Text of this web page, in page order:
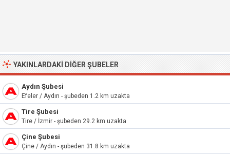
YAKINLARDAKI DIĞER ŞUBELER
Aydın Şubesi
Efeler / Aydın - şubeden 1.2 km uzakta
Tire Şubesi
Tire / İzmir - şubeden 29.2 km uzakta
Çine Şubesi
Çine / Aydın - şubeden 31.8 km uzakta